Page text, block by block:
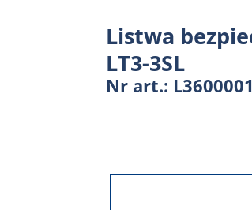
Listwa
LT3-3SL
Nr art.: L3600001